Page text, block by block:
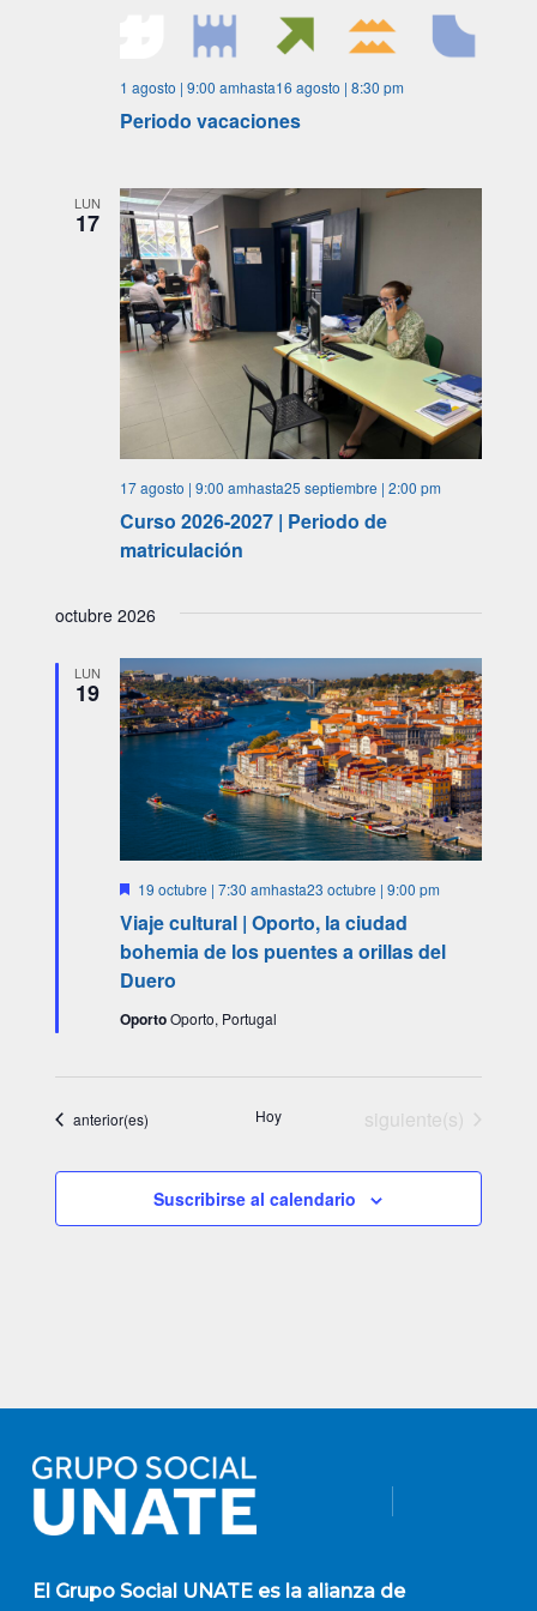
Periodo vacaciones
1 agosto | 9:00 amhasta16 agosto | 8:30 pm
LUN
17
Curso 2026-2027 | Periodo de
matriculación
17 agosto | 9:00 amhasta25 septiembre | 2:00 pm
octubre 2026
LUN
19
Viaje cultural | Oporto, la ciudad
bohemia de los puentes a orillas del
Duero
Destacado
19 octubre | 7:30 amhasta23 octubre | 9:00 pm
OportoOporto, Portugal
Eventos
anterior(es) Hoy Eventos
siguiente(s)
Suscribirse al calendario
El Grupo Social UNATEes la alianza de